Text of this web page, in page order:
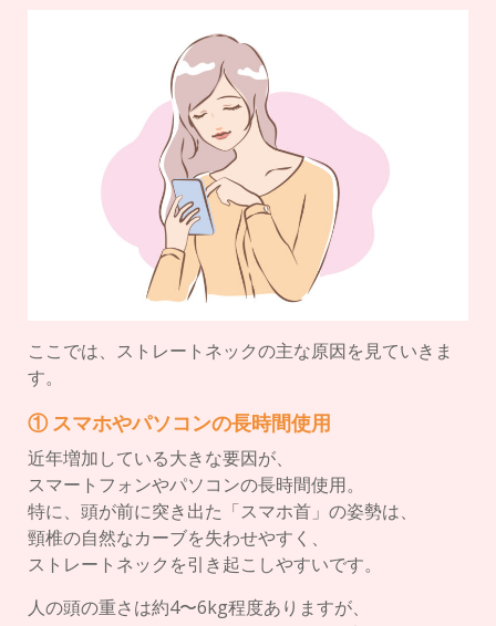
ここでは、ストレートネックの主な原因を見ていきま
す。
① スマホやパソコンの長時間使用
近年増加している大きな要因が、
スマートフォンやパソコンの長時間使用。
特に、頭が前に突き出た「スマホ首」の姿勢は、
頸椎の自然なカーブを失わせやすく、
ストレートネックを引き起こしやすいです。
人の頭の重さは約4〜6kg程度ありますが、